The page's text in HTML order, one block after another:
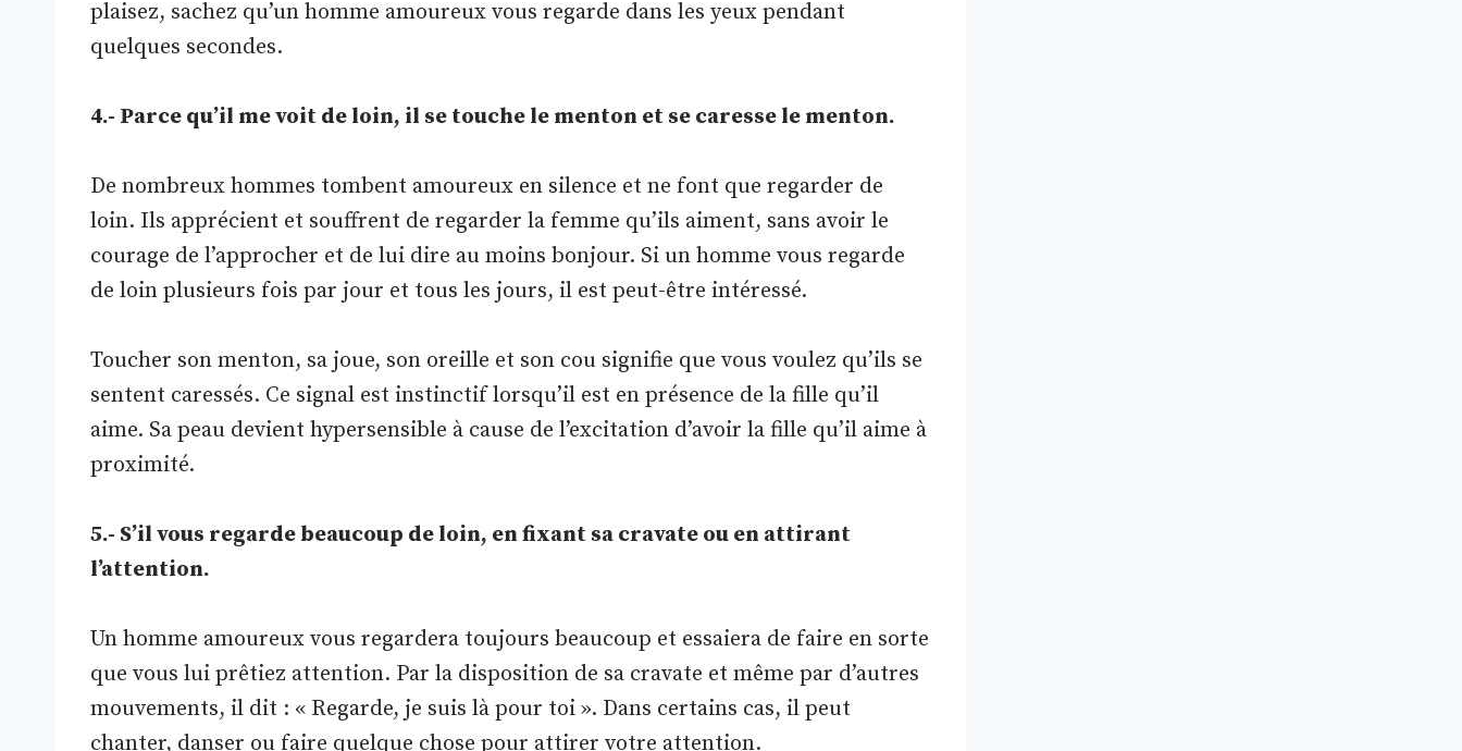
plaisez, sachez qu’un homme amoureux vous regarde dans les yeux pendant
quelques secondes.
4.- Parce qu’il me voit de loin, il se touche le menton et se caresse le menton.
De nombreux hommes tombent amoureux en silence et ne font que regarder de
loin. Ils apprécient et souffrent de regarder la femme qu’ils aiment, sans avoir le
courage de l’approcher et de lui dire au moins bonjour. Si un homme vous regarde
de loin plusieurs fois par jour et tous les jours, il est peut-être intéressé.
Toucher son menton, sa joue, son oreille et son cou signifie que vous voulez qu’ils se
sentent caressés. Ce signal est instinctif lorsqu’il est en présence de la fille qu’il
aime. Sa peau devient hypersensible à cause de l’excitation d’avoir la fille qu’il aime à
proximité.
5.- S’il vous regarde beaucoup de loin, en fixant sa cravate ou en attirant
l’attention.
Un homme amoureux vous regardera toujours beaucoup et essaiera de faire en sorte
que vous lui prêtiez attention. Par la disposition de sa cravate et même par d’autres
mouvements, il dit : « Regarde, je suis là pour toi ». Dans certains cas, il peut
chanter, danser ou faire quelque chose pour attirer votre attention.